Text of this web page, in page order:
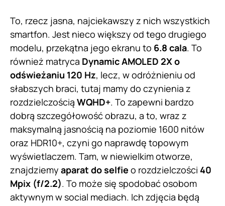
To, rzecz jasna, najciekawszy z nich wszystkich
smartfon. Jest nieco większy od tego drugiego
modelu, przekątna jego ekranu to 6.8 cala. To
również matryca Dynamic AMOLED 2X o
odświeżaniu 120 Hz, lecz, w odróżnieniu od
słabszych braci, tutaj mamy do czynienia z
rozdzielczością WQHD+. To zapewni bardzo
dobrą szczegółowość obrazu, a to, wraz z
maksymalną jasnością na poziomie 1600 nitów
oraz HDR10+, czyni go naprawdę topowym
wyświetlaczem. Tam, w niewielkim otworze,
znajdziemy aparat do selfie o rozdzielczości 40
Mpix (f/2.2). To może się spodobać osobom
aktywnym w social mediach. Ich zdjęcia będą